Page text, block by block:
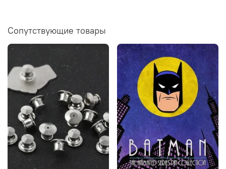
Сопутствующие товары